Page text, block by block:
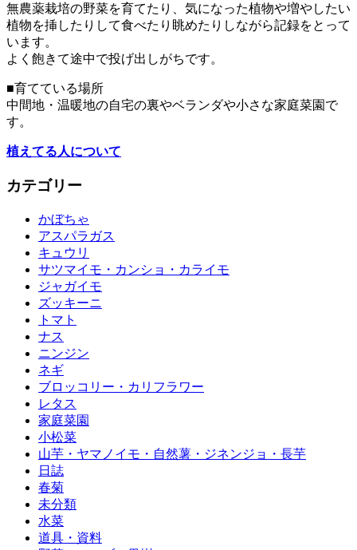
無農薬栽培の野菜を育てたり、気になった植物や増やしたい
植物を挿したりして食べたり眺めたりしながら記録をとって
います。
よく飽きて途中で投げ出しがちです。
■育てている場所
中間地・温暖地の自宅の裏やベランダや小さな家庭菜園で
す。
植えてる人について
カテゴリー
かぼちゃ
アスパラガス
キュウリ
サツマイモ・カンショ・カライモ
ジャガイモ
ズッキーニ
トマト
ナス
ニンジン
ネギ
ブロッコリー・カリフラワー
レタス
家庭菜園
小松菜
山芋・ヤマノイモ・自然薯・ジネンジョ・長芋
日誌
春菊
未分類
水菜
道具・資料